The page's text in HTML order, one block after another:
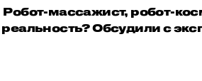
Робот-массажист, робот-
реальность? Обсудили с